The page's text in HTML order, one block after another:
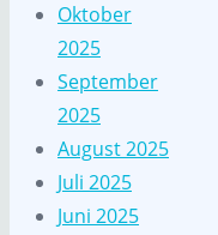
Oktober
2025
September
2025
August 2025
Juli 2025
Juni 2025